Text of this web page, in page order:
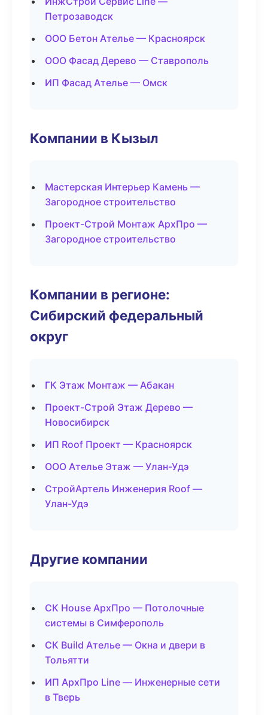
Петрозаводск
ООО Бетон Ателье — Красноярск
ООО Фасад Дерево — Ставрополь
ИП Фасад Ателье — Омск
Компании в Кызыл
Мастерская Интерьер Камень —
Загородное строительство
Проект-Строй Монтаж АрхПро —
Загородное строительство
Компании в регионе:
Сибирский федеральный
округ
ГК Этаж Монтаж — Абакан
Проект-Строй Этаж Дерево —
Новосибирск
ИП Roof Проект — Красноярск
ООО Ателье Этаж — Улан-Удэ
СтройАртель Инженерия Roof —
Улан-Удэ
Другие компании
СК House АрхПро — Потолочные
системы в Симферополь
СК Build Ателье — Окна и двери в
Тольятти
ИП АрхПро Line — Инженерные сети
в Тверь